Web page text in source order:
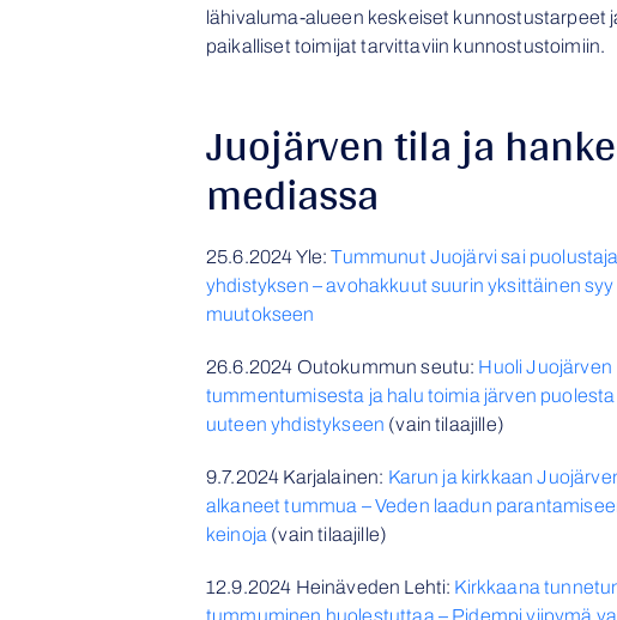
lähivaluma-alueen keskeiset kunnostustarpeet
paikalliset toimijat tarvittaviin kunnostustoimiin.
Juojärven tila ja hanke
mediassa
25.6.2024 Yle:Tummunut Juojärvi sai
yhdistyksen – avohakkuut suurin yksittäinen
muutokseen
26.6.2024 Outokummun seutu: Huoli Juojärven
tummentumisesta ja halu toimia järven
uuteen yhdistykseen (vain tilaajille)
9.7.2024 Karjalainen: Karun ja kirkkaan
alkaneet tummua – Veden laadun
keinoja (vain tilaajille)
12.9.2024 Heinäveden Lehti: Kirkkaana
tummuminen huolestuttaa – Pidempi viipymä